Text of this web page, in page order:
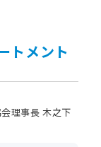
トメント
会理事長 木之下